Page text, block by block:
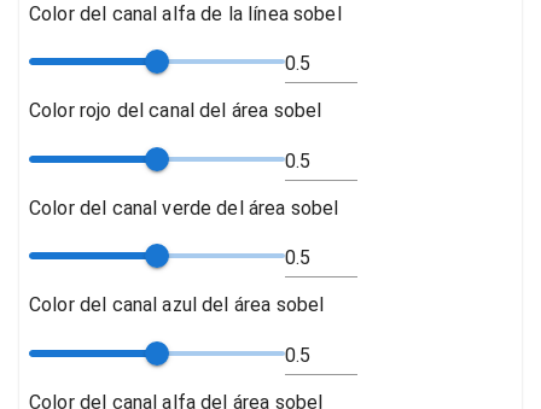
Color del canal alfa de la línea sobel
Color rojo del canal del área sobel
Color del canal verde del área sobel
Color del canal azul del área sobel
Color del canal alfa del área sobel